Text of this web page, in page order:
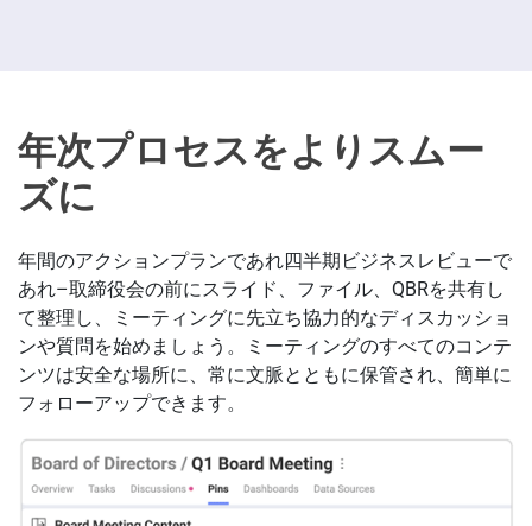
年次プロセスをよりスムー
ズに
年間のアクションプランであれ四半期ビジネスレビューで
あれ–取締役会の前にスライド、ファイル、QBRを共有し
て整理し、ミーティングに先立ち協力的なディスカッショ
ンや質問を始めましょう。ミーティングのすべてのコンテ
ンツは安全な場所に、常に文脈とともに保管され、簡単に
フォローアップできます。